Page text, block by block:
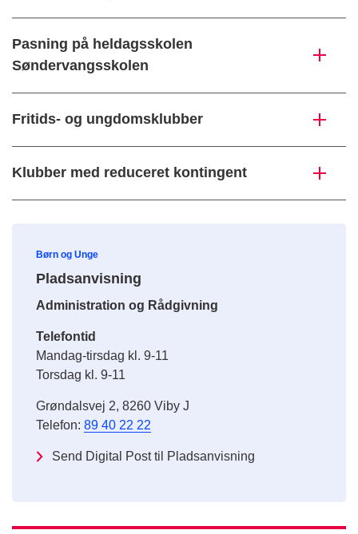
Pasning på heldagsskolen
Søndervangsskolen
Fritids- og ungdomsklubber
Klubber med reduceret kontingent
Børn og Unge
Pladsanvisning
Administration og Rådgivning
Telefontid
Mandag-tirsdag kl. 9-11
Torsdag kl. 9-11
Grøndalsvej 2, 8260 Viby J
Telefon: 89 40 22 22
Send Digital Post til Pladsanvisning